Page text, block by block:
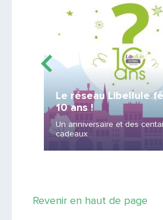
Le réseau Libellule
10 ans !
Un anniversaire et des
cadeaux
Revenir en haut de page